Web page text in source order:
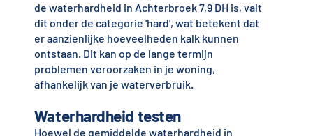
de waterhardheid in Achterbroek 7,9 DH is, valt
dit onder de categorie 'hard', wat betekent dat
er aanzienlijke hoeveelheden kalk kunnen
ontstaan. Dit kan op de lange termijn
problemen veroorzaken in je woning,
afhankelijk van je waterverbruik.
Waterhardheid testen
Hoewel de gemiddelde waterhardheid in